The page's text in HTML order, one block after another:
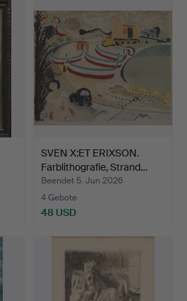
SVEN X:ET ERIXSON.
Farblithografie, Strand…
Beendet 5. Jun 2026
4 Gebote
48 USD